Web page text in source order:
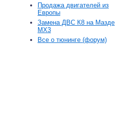
Продажа двигателей из
Европы
Замена ДВС К8 на Мазде
MX3
Все о тюнинге (форум)